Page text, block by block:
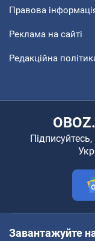
Правова
Реклама на сайті
Редакційна
Завантажуйте